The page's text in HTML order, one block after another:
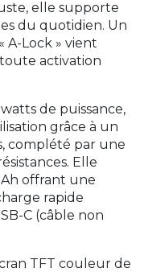
elle supporte
du quotidien. Un
A-Lock » vient
activation
de puissance,
grâce à un
complété par une
Elle
offrant une
rapide
C (câble non
TFT couleur de